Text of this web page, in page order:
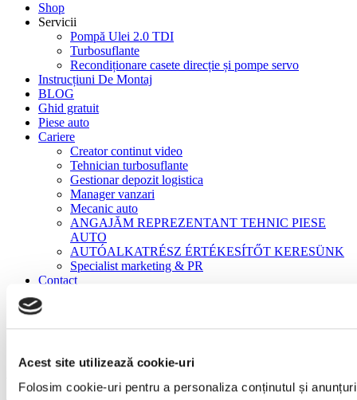
Acest site utilizează cookie-uri
Folosim cookie-uri pentru a personaliza conținutul și
Shop
Servicii
Pompă Ulei 2.0 TDI
Turbosuflante
Recondiționare casete direcție și pompe servo
Instrucțiuni De Montaj
BLOG
Ghid gratuit
Piese auto
Cariere
Creator continut video
Tehnician turbosuflante
Gestionar depozit logistica
Manager vanzari
Mecanic auto
ANGAJĂM REPREZENTANT TEHNIC PIESE
AUTO
AUTÓALKATRÉSZ ÉRTÉKESÍTŐT KERESÜNK
Specialist marketing & PR
Contact
Acasă
Volvo FH/FM/FMX/NH 9/10/11/12/13/16